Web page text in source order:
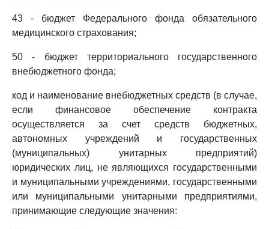
43 - бюджет Федерального фонда обязательного
медицинского страхования;
50 - бюджет территориального государственного
внебюджетного фонда;
код и наименование внебюджетных средств (в случае,
если финансовое обеспечение контракта
осуществляется за счет средств бюджетных,
автономных учреждений и государственных
(муниципальных) унитарных предприятий)
юридических лиц, не являющихся государственными
и муниципальными учреждениями, государственными
или муниципальными унитарными предприятиями,
принимающие следующие значения: